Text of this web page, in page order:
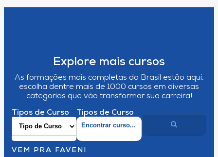
Explore mais cursos
As formações mais completas do Brasil estão aqui,
escolha dentre mais de 1000 cursos em diversas
categorias que vão transformar sua carreira!
Tipos de Curso Tipos de Curso
VEM PRA FAVENI